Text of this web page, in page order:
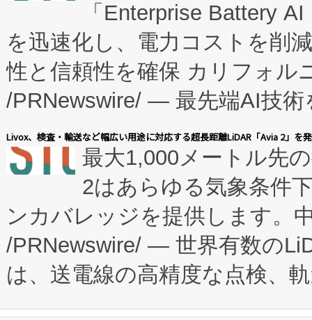
たNeXは、バイオ医薬品製造
従来のフェッドバッチ施設の
に、患者やサプライチェーン
キー方式で拡張性が高く、持
す。FCCM‑を活用した現地生
患者にとっての費用負担を大
のアクセスを大幅に拡大する
Fully-Connected Continuous
プログラムには、施設設計・
に関する技術移転および知的
構造化トレーニングカリキュ
「Enterprise Battery
を迅速化し、電力コストを削
性と信頼性を確保 カリフォル
/PRNewswire/ — 最先端AI技術
会社エーアイ・アンド：本社
President原信平）と、エンタ
ードするVoltaiqは、日本にあ
ーエネルギー貯蔵システム（
た。 Voltaiq独自のAI搭載プラ
定、統合、導入、運用に至る
安全性を追跡し、確保する事
Livox、検査・輸送など幅広い用途に対応する超長距離LiDAR「Avia 2」を
最大1,000メートル先
2はあらゆる気象条件
ンカバレッジを提供します。
/PRNewswire/ — 世界有数の
は、送電線の高精度な点検、
や穀物倉庫におけるバルク材